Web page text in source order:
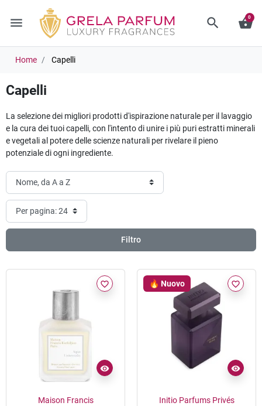
menu search shopping_basket
0
Home Capelli
Capelli
La selezione dei migliori prodotti d'ispirazione naturale per il lavaggio
e la cura dei tuoi capelli, con l'intento di unire i più puri estratti minerali
e vegetali al potere delle scienze naturali per rivelare il pieno
potenziale di ogni ingrediente.
Filtro
favorite_border
Maison Francis
🔥 Nuovo favorite_border
Initio Parfums Privés